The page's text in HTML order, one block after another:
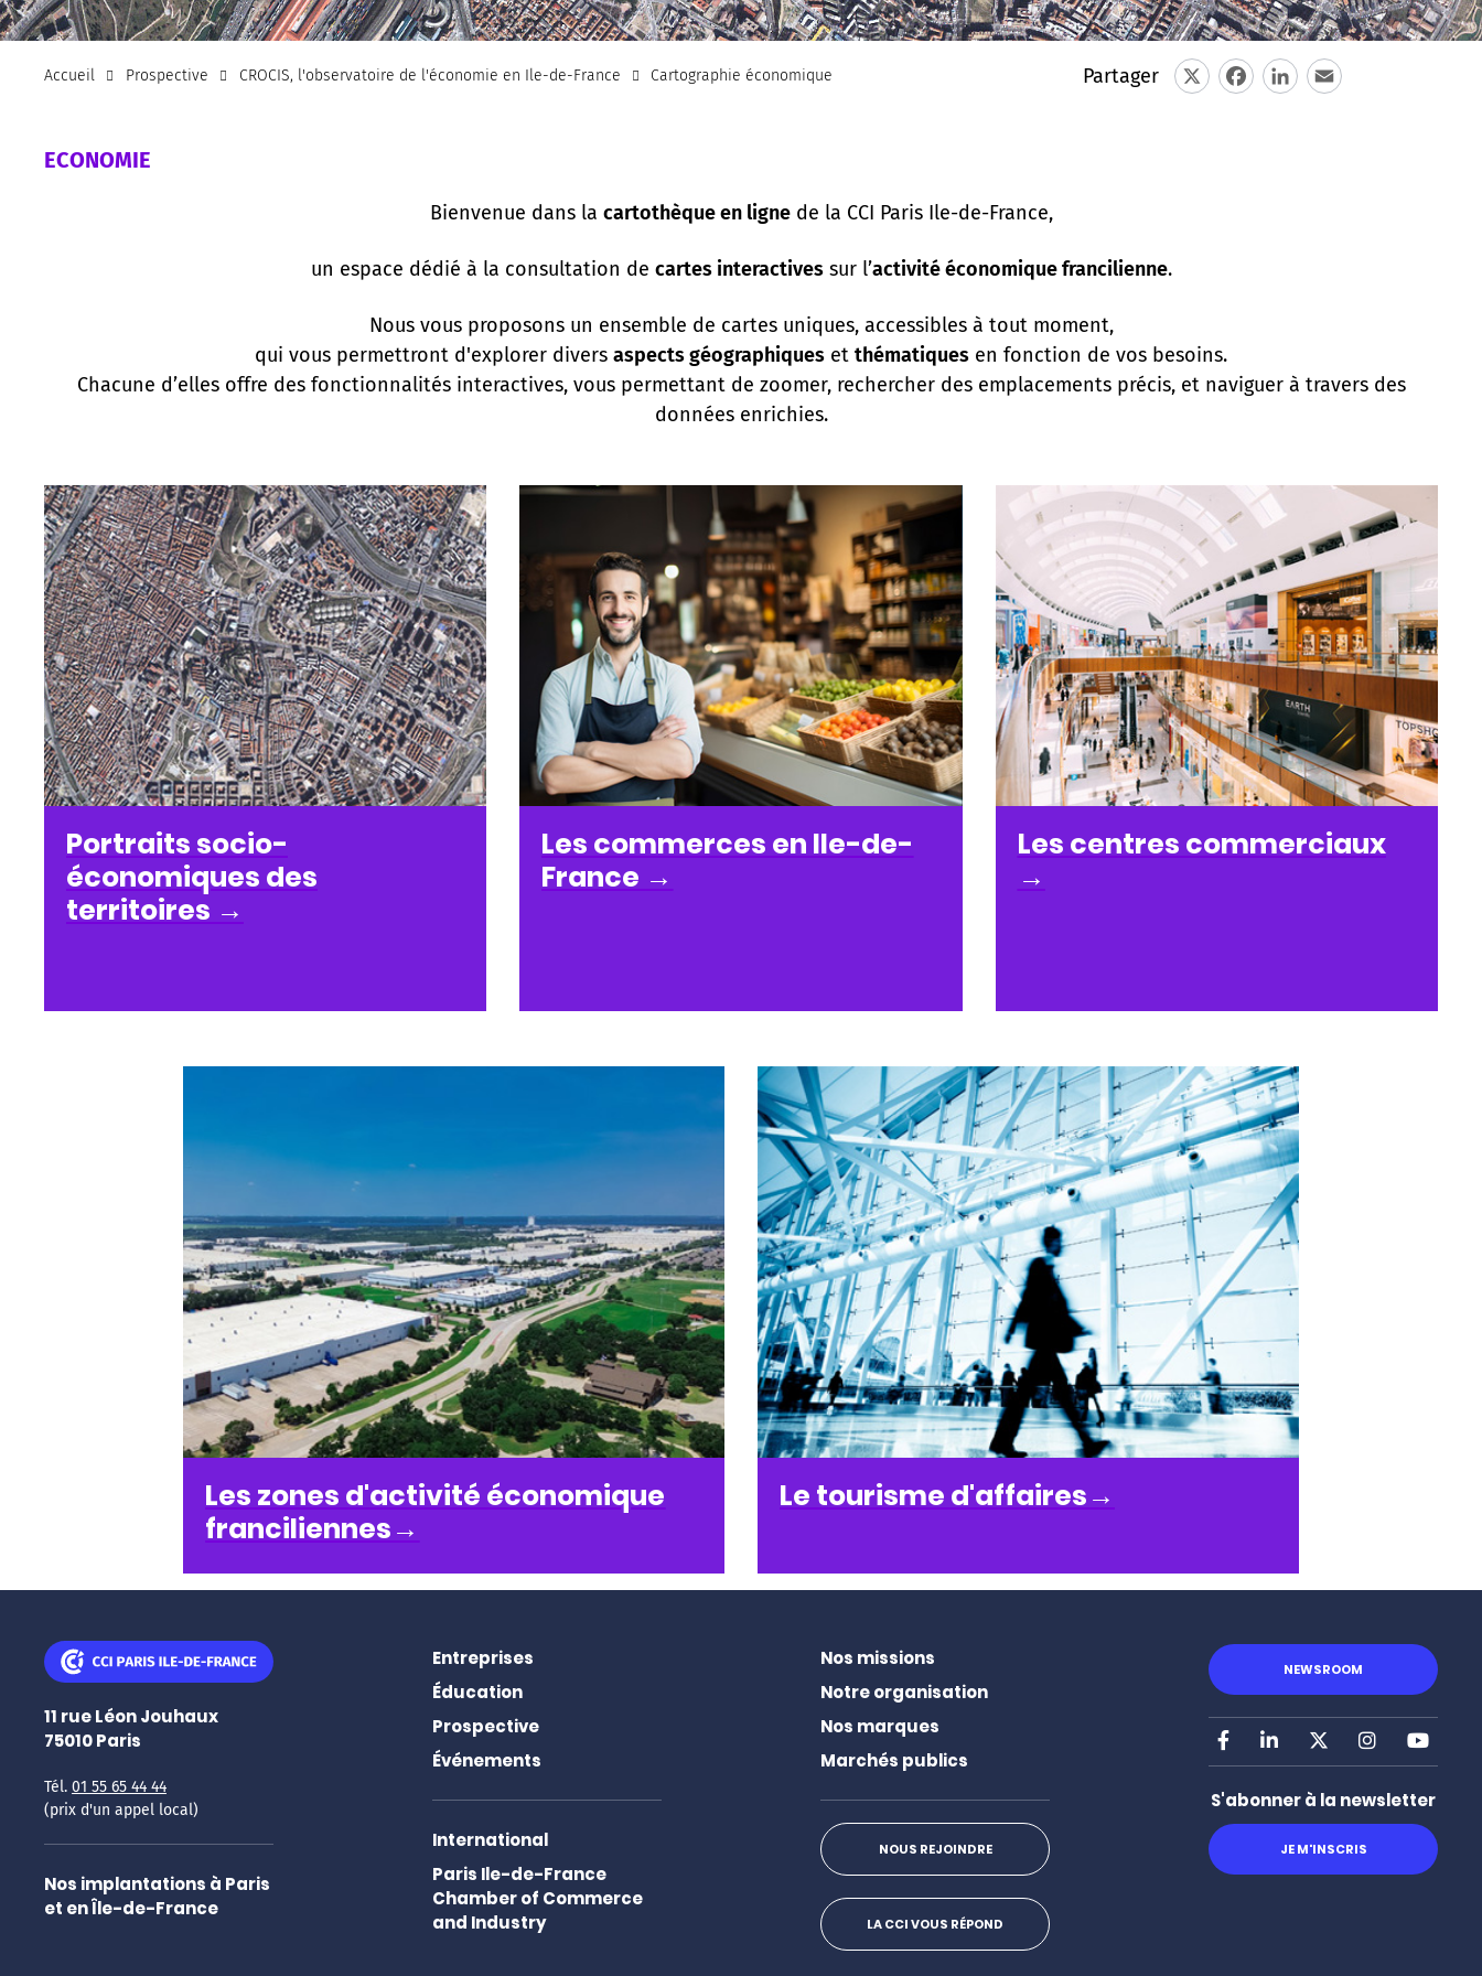
Accueil Prospective CROCIS, l'observatoire de l'économie en Ile-de-France Cartographie économique
Partager
ECONOMIE
Bienvenue dans la cartothèque en lignede la CCI Paris Ile-de-France,
un espace dédié à la consultation de cartes interactivessur l’activité économique francilienne.
Nous vous proposons un ensemble de cartes uniques, accessibles à tout moment,
qui vous permettront d'explorer divers aspects géographiques et thématiques en fonction de vos besoins.
Chacune d’elles offre des fonctionnalités interactives, vous permettant de zoomer, rechercher des emplacements précis, et naviguer à travers des
données enrichies.
Portraits socio-
économiques des
territoires →
Les commerces en Ile-de-
France →
Les centres commerciaux
→
Les zones d'activité économique
franciliennes→
Le tourisme d'affaires→
11 rue Léon Jouhaux
75010Paris
Tél. 01 55 65 44 44
(prix d'un appel local)
Nos implantations à Paris
et en Île-de-France
Entreprises
Éducation
Prospective
Événements
International
Paris Ile-de-France
Chamber of Commerce
and Industry
Nos missions
Notre organisation
Nos marques
Marchés publics
NOUS REJOINDRE
LA CCI VOUS RÉPOND
NEWSROOM
Facebook
LinkedIn Instagram
S'abonner à la newsletter
JE M'INSCRIS